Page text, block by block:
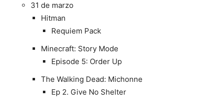
31 de marzo
Hitman
Requiem Pack
Minecraft: Story Mode
Episode 5: Order Up
The Walking Dead: Michonne
Ep 2. Give No Shelter